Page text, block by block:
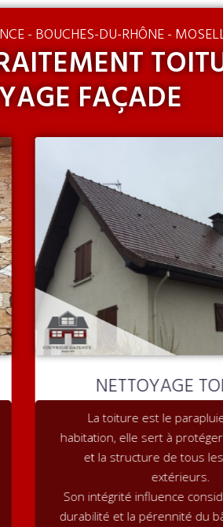
- BOUCHES-DU-RHÔNE -
FAÇADE
TOITURE
est le parapluie de votre
sert à protéger les occupants
de tous les éléments
considérablement la
pérennité du bâtiment grâce à